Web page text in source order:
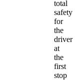
total
safety
for
the
driver
at
the
first
stop